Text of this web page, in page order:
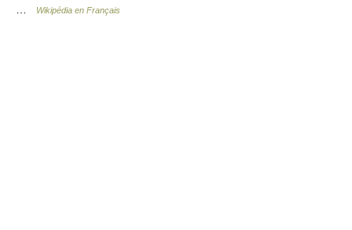
Wikipédia en Français